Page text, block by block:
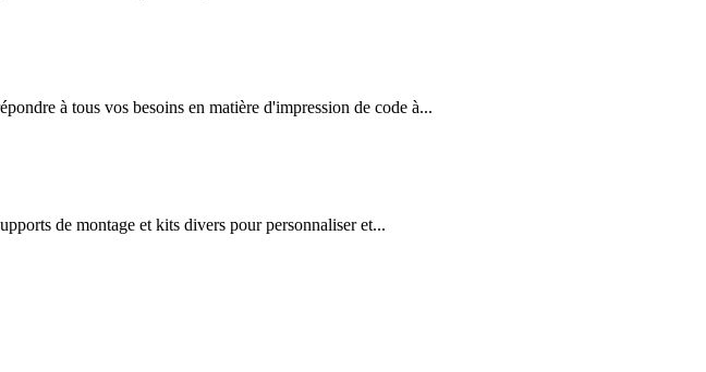
à tous vos besoins en matière d'impression de code à...
de montage et kits divers pour personnaliser et...